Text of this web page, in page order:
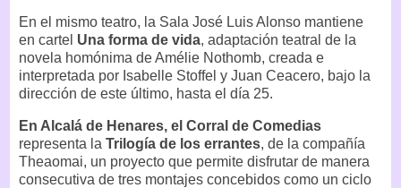
En el mismo teatro, la Sala José Luis Alonso mantiene
en cartel Una forma de vida, adaptación teatral de la
novela homónima de Amélie Nothomb, creada e
interpretada por Isabelle Stoffel y Juan Ceacero, bajo la
dirección de este último, hasta el día 25.
En Alcalá de Henares, el Corral de Comedias
representa la Trilogía de los errantes, de la compañía
Theaomai, un proyecto que permite disfrutar de manera
consecutiva de tres montajes concebidos como un ciclo